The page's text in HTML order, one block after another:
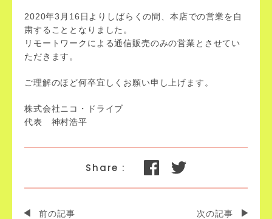
2020年3月16日よりしばらくの間、本店での営業を自
粛することとなりました。
リモートワークによる通信販売のみの営業とさせてい
ただきます。
ご理解のほど何卒宜しくお願い申し上げます。
株式会社ニコ・ドライブ
代表 神村浩平
前の記事
次の記事